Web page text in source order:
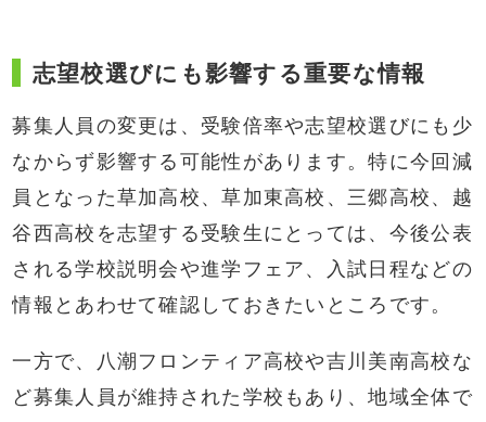
志望校選びにも影響する重要な情報
募集人員の変更は、受験倍率や志望校選びにも少
なからず影響する可能性があります。特に今回減
員となった草加高校、草加東高校、三郷高校、越
谷西高校を志望する受験生にとっては、今後公表
される学校説明会や進学フェア、入試日程などの
情報とあわせて確認しておきたいところです。
一方で、八潮フロンティア高校や吉川美南高校な
ど募集人員が維持された学校もあり、地域全体で